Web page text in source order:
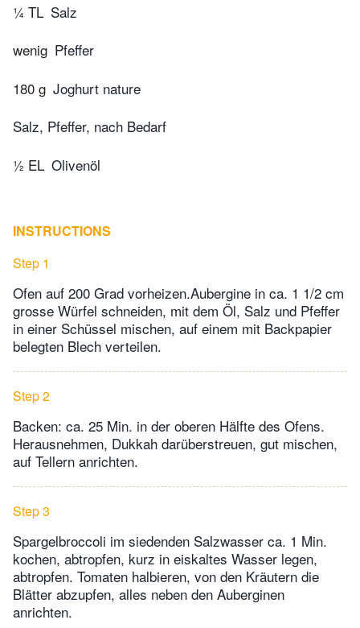
¼ TL Salz
wenig Pfeffer
180 g Joghurt nature
Salz, Pfeffer, nach Bedarf
½ EL Olivenöl
INSTRUCTIONS
Step 1
Ofen auf 200 Grad vorheizen.Aubergine in ca. 1 1/2 cm
grosse Würfel schneiden, mit dem Öl, Salz und Pfeffer
in einer Schüssel mischen, auf einem mit Backpapier
belegten Blech verteilen.
Step 2
Backen: ca. 25 Min. in der oberen Hälfte des Ofens.
Herausnehmen, Dukkah darüberstreuen, gut mischen,
auf Tellern anrichten.
Step 3
Spargelbroccoli im siedenden Salzwasser ca. 1 Min.
kochen, abtropfen, kurz in eiskaltes Wasser legen,
abtropfen. Tomaten halbieren, von den Kräutern die
Blätter abzupfen, alles neben den Auberginen
anrichten.